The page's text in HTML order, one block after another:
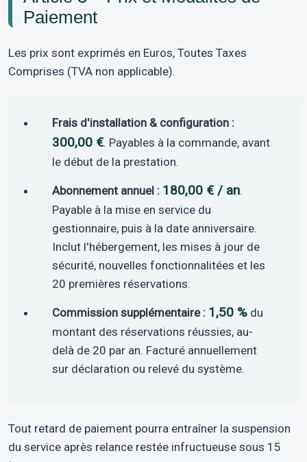
Paiement
Les prix sont exprimés en Euros, Toutes Taxes
Comprises (TVA non applicable).
Frais d'installation & configuration :
300,00 €. Payables à la commande, avant
le début de la prestation.
Abonnement annuel : 180,00 € / an.
Payable à la mise en service du
gestionnaire, puis à la date anniversaire.
Inclut l'hébergement, les mises à jour de
sécurité, nouvelles fonctionnalitées et les
20 premières réservations.
Commission supplémentaire : 1,50 % du
montant des réservations réussies, au-
delà de 20 par an. Facturé annuellement
sur déclaration ou relevé du système.
Tout retard de paiement pourra entraîner la suspension
du service après relance restée infructueuse sous 15